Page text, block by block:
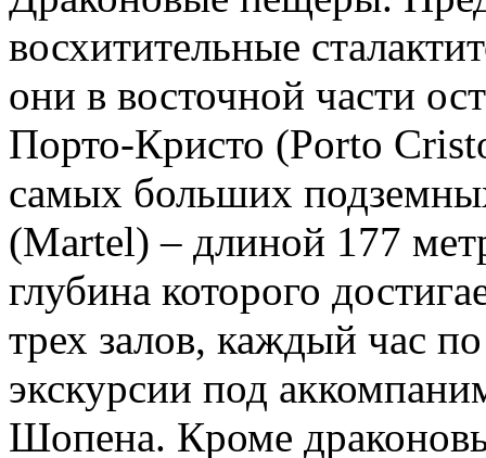
восхитительные
они в восточной части
Порто-Кристо (Porto
самых больших
(Martel) – длиной 177
глубина которого
трех залов, каждый час
экскурсии под
Шопена. Кроме